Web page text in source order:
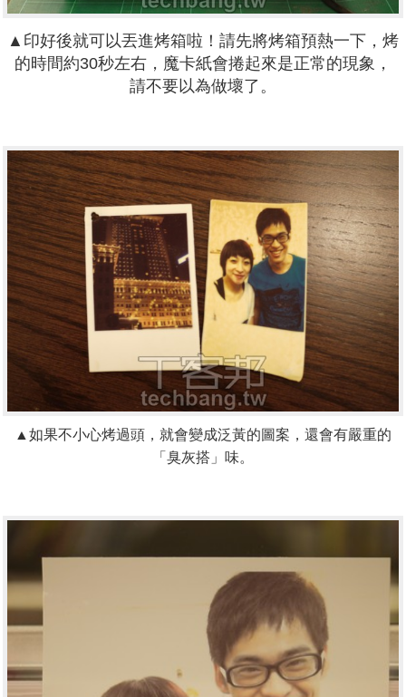
▲印好後就可以丟進烤箱啦！請先將烤箱預熱一下，烤
的時間約30秒左右，魔卡紙會捲起來是正常的現象，
請不要以為做壞了。
▲如果不小心烤過頭，就會變成泛黃的圖案，還會有嚴重的
「臭灰搭」味。